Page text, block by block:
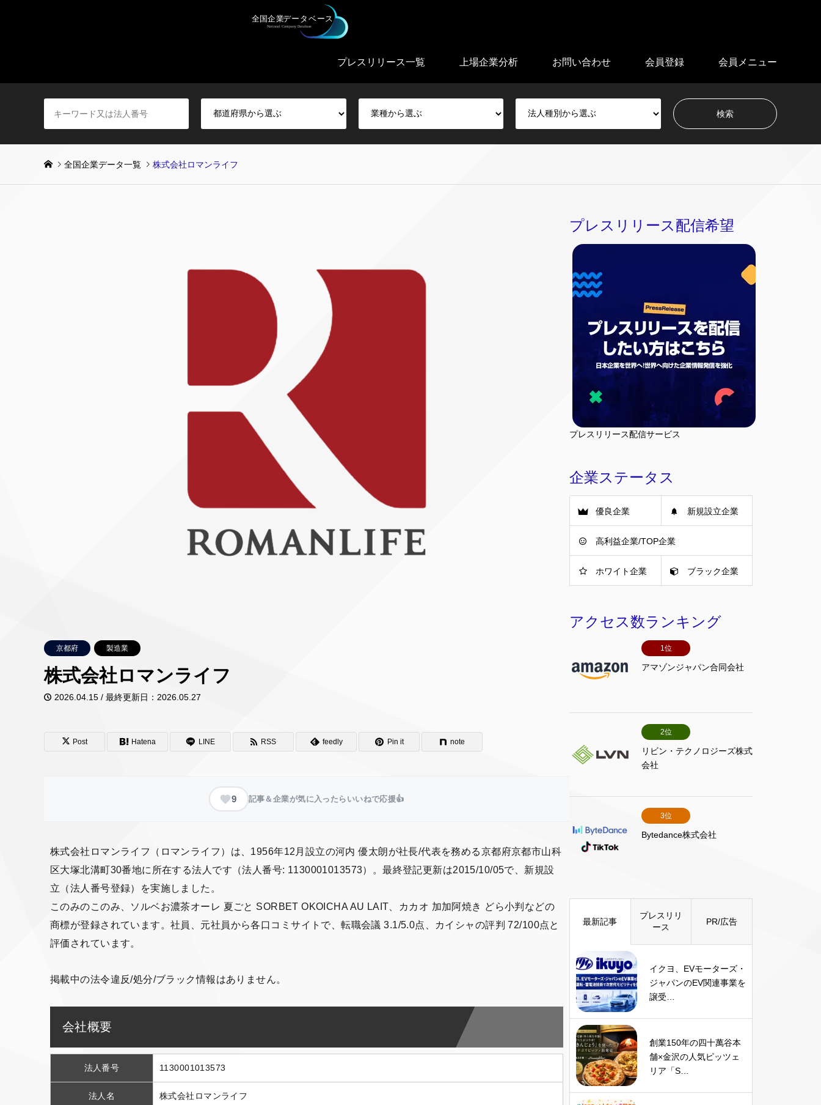
プレスリリース一覧 上場企業分析 お問い合わせ 会員登録 会員メニュー
全国企業データ一覧 株式会社ロマンライフ
京都府 製造業
株式会社ロマンライフ
2026.04.15 / 最終更新日：2026.05.27
Post Hatena LINE RSS feedly Pin it note
9 記事＆企業が気に入ったらいいねで応援👍
株式会社ロマンライフ（ロマンライフ）は、1956年12月設立の河内 優太朗が社長/代表を務める京都府京都市山科
区大塚北溝町30番地に所在する法人です（法人番号: 1130001013573）。最終登記更新は2015/10/05で、新規設
立（法人番号登録）を実施しました。
このみのこのみ、ソルベお濃茶オーレ 夏ごと SORBET OKOICHA AU LAIT、カカオ 加加阿焼き どら小判などの
商標が登録されています。社員、元社員から各口コミサイトで、転職会議 3.1/5.0点、カイシャの評判 72/100点と
評価されています。
掲載中の法令違反/処分/ブラック情報はありません。
会社概要
法人番号 1130001013573
法人名 株式会社ロマンライフ
プレスリリース配信希望
プレスリリース配信サービス
企業ステータス
優良企業 新規設立企業
高利益企業/TOP企業
ホワイト企業 ブラック企業
アクセス数ランキング
1位
アマゾンジャパン合同会社
2位
リビン・テクノロジーズ株式
会社
3位
Bytedance株式会社
最新記事
プレスリリ
ース
PR/広告
イクヨ、EVモーターズ・
ジャパンのEV関連事業を
譲受…
創業150年の四十萬谷本
舗×金沢の人気ピッツェ
リア「S…